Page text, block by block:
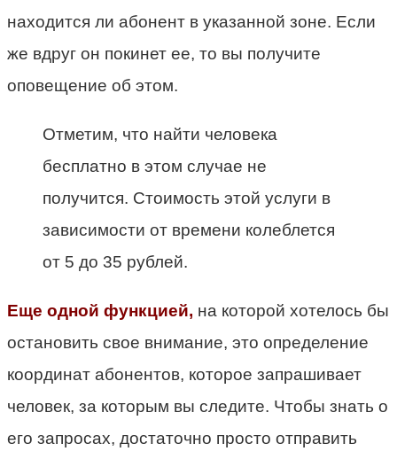
находится ли абонент в указанной зоне. Если
же вдруг он покинет ее, то вы получите
оповещение об этом.
Отметим, что найти человека
бесплатно в этом случае не
получится. Стоимость этой услуги в
зависимости от времени колеблется
от 5 до 35 рублей.
Еще одной функцией, на которой хотелось бы
остановить свое внимание, это определение
координат абонентов, которое запрашивает
человек, за которым вы следите. Чтобы знать о
его запросах, достаточно просто отправить